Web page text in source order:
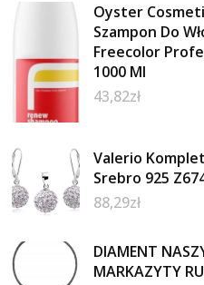
Oyster
Szampon Do
Freecolor
1000 Ml
43,82zł
Valerio
Srebro 925
88,29zł
DIAMENT
MARKAZYTY